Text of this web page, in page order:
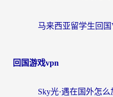
回国游戏vpn